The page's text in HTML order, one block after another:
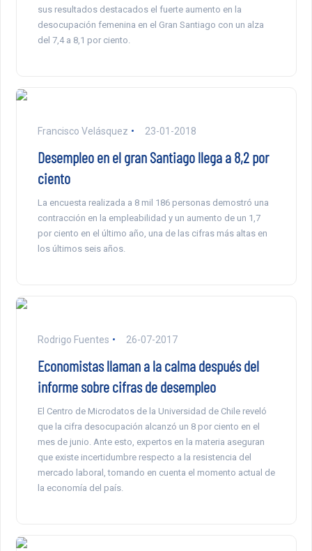
sus resultados destacados el fuerte aumento en la
desocupación femenina en el Gran Santiago con un alza
del 7,4 a 8,1 por ciento.
Francisco Velásquez 23-01-2018
Desempleo en el gran Santiago llega a 8,2 por
ciento
La encuesta realizada a 8 mil 186 personas demostró una
contracción en la empleabilidad y un aumento de un 1,7
por ciento en el último año, una de las cifras más altas en
los últimos seis años.
Rodrigo Fuentes 26-07-2017
Economistas llaman a la calma después del
informe sobre cifras de desempleo
El Centro de Microdatos de la Universidad de Chile reveló
que la cifra desocupación alcanzó un 8 por ciento en el
mes de junio. Ante esto, expertos en la materia aseguran
que existe incertidumbre respecto a la resistencia del
mercado laboral, tomando en cuenta el momento actual de
la economía del país.